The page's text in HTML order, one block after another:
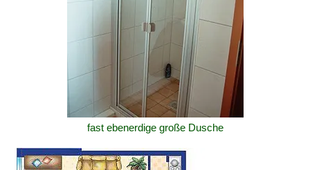
fast ebenerdige große Dusche